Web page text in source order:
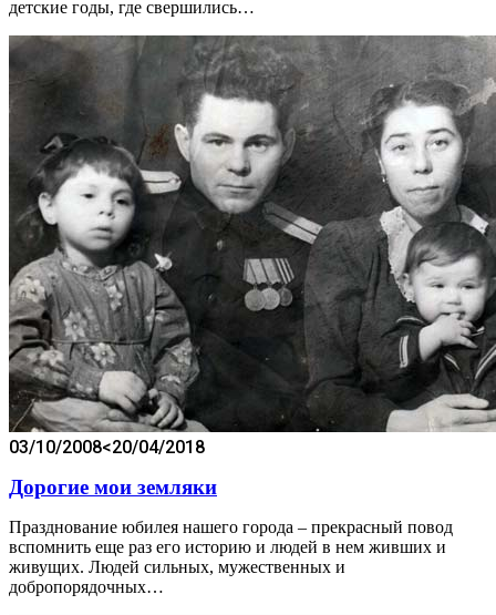
детские годы, где свершились…
03/10/2008<20/04/2018
Дорогие мои земляки
Празднование юбилея нашего города – прекрасный повод
вспомнить еще раз его историю и людей в нем живших и
живущих. Людей сильных, мужественных и
добропорядочных…